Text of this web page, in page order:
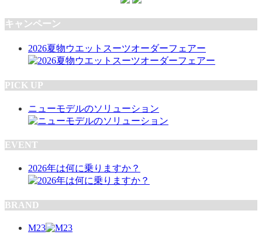
キャンペーン
2026夏物ウエットスーツオーダーフェアー
PICK UP
ニューモデルのソリューション
EVENT
2026年は何に乗りますか？
BRAND
M23